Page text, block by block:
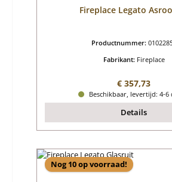
Fireplace Legato
Productnummer:
Fabrikant: Fireplace
Normale prijs:
€ 357,73
Beschikbaar, levertijd: 4-6
Details
Nog 10 op voorraad!